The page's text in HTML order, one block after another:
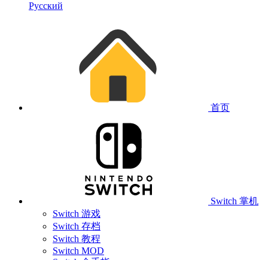
Русский
首页
Switch 掌机
Switch 游戏
Switch 存档
Switch 教程
Switch MOD